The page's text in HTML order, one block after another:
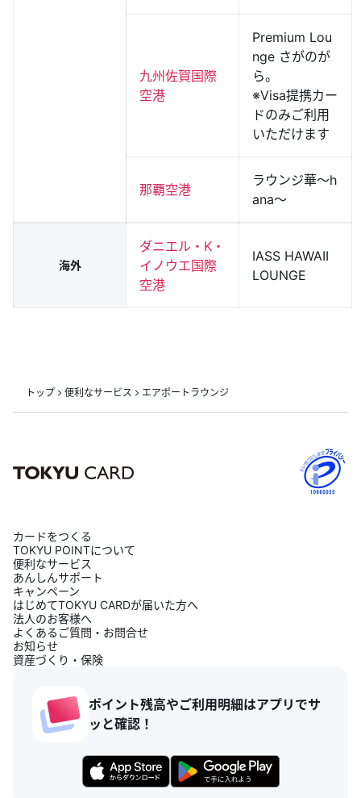
九州佐賀国際
空港
Premium Lou
nge さがのが
ら。
※Visa提携カー
ドのみご利用
いただけます
那覇空港
ラウンジ華〜h
ana〜
海外
ダニエル・K・
イノウエ国際
空港
IASS HAWAII
LOUNGE
トップ 便利なサービス エアポートラウンジ
カードをつくる
TOKYU POINTについて
便利なサービス
あんしんサポート
キャンペーン
はじめてTOKYU CARDが届いた方へ
法人のお客様へ
よくあるご質問・お問合せ
お知らせ
資産づくり・保険
ポイント残高やご利用明細はアプリでサ
ッと確認！